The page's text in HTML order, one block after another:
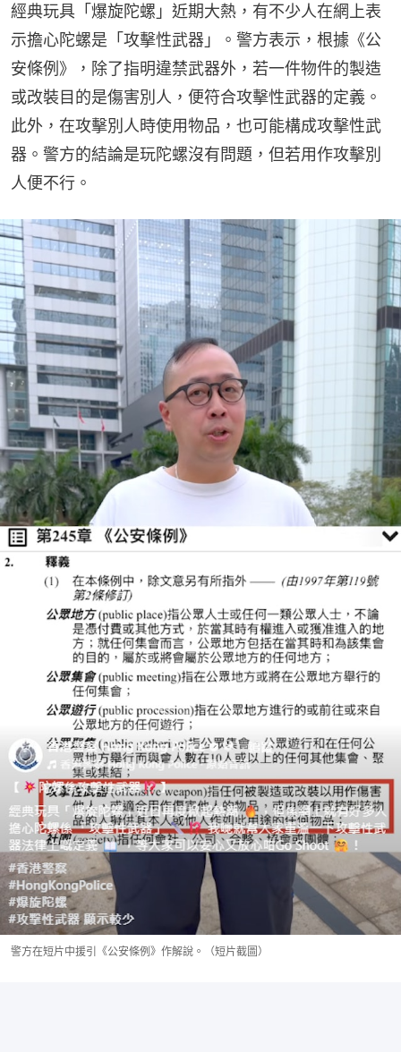
經典玩具「爆旋陀螺」近期大熱，有不少人在網上表
示擔心陀螺是「攻擊性武器」。警方表示，根據《公
安條例》，除了指明違禁武器外，若一件物件的製造
或改裝目的是傷害別人，便符合攻擊性武器的定義。
此外，在攻擊別人時使用物品，也可能構成攻擊性武
器。警方的結論是玩陀螺沒有問題，但若用作攻擊別
人便不行。
警方在短片中援引《公安條例》作解說。（短片截圖）